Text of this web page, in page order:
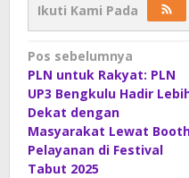
Ikuti Kami Pada
Navigasi
pos
Pos sebelumnya
PLN untuk Rakyat: PLN
UP3 Bengkulu Hadir
Dekat dengan
Masyarakat Lewat
Pelayanan di Festival
Tabut 2025